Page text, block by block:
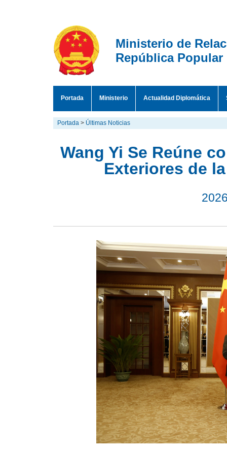
Ministerio de
República Popular
Portada Ministerio Actualidad Diplomática
Portada > Últimas Noticias
Wang Yi Se Reúne
Exteriores de